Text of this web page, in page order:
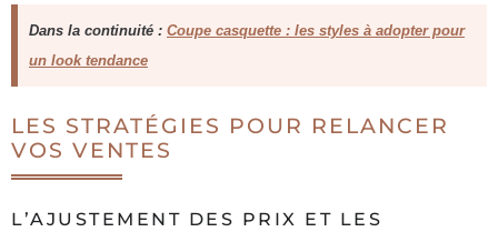
Dans la continuité : Coupe casquette : les styles à adopter pour
un look tendance
LES STRATÉGIES POUR RELANCER
VOS VENTES
L’AJUSTEMENT DES PRIX ET LES